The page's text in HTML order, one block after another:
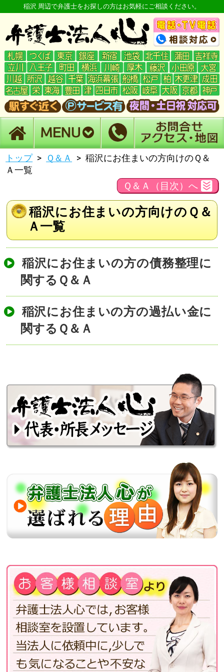
稲沢 周辺で弁護士をお探しの方はお気軽にご相談ください。
トップ Ｑ＆Ａ
稲沢にお住まいの方向けのＱ＆
Ａ一覧
Ｑ＆Ａ（目次）へ
稲沢にお住まいの方向けのＱ＆
Ａ一覧
稲沢にお住まいの方の債務整理に
関するＱ＆Ａ
稲沢にお住まいの方の過払い金に
関するＱ＆Ａ